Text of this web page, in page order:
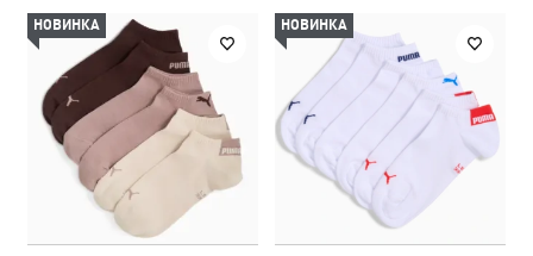
НОВИНКА НОВИНКА